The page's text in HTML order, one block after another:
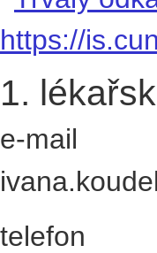
1.
e-mail
telefon